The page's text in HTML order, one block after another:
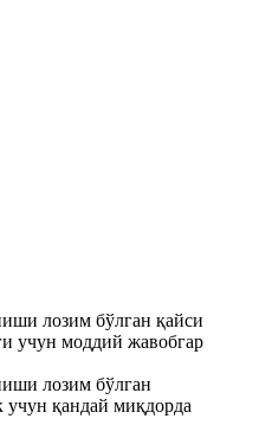
лозим бўлган қайси
учун моддий жавобгар
лозим бўлган
учун қандай миқдорда